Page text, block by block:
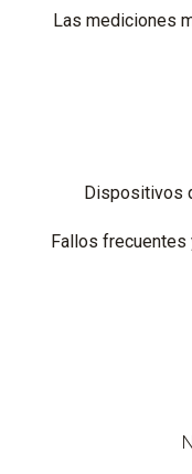
Las mediciones
Dispositivos
Fallos